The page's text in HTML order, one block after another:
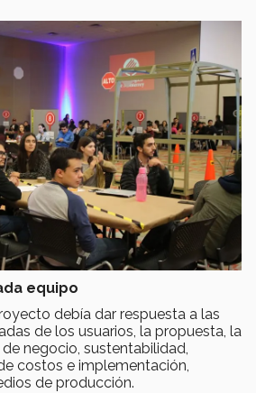
equipo
debía dar respuesta a las
de los usuarios, la propuesta, la
negocio, sustentabilidad,
costos e implementación,
de producción.